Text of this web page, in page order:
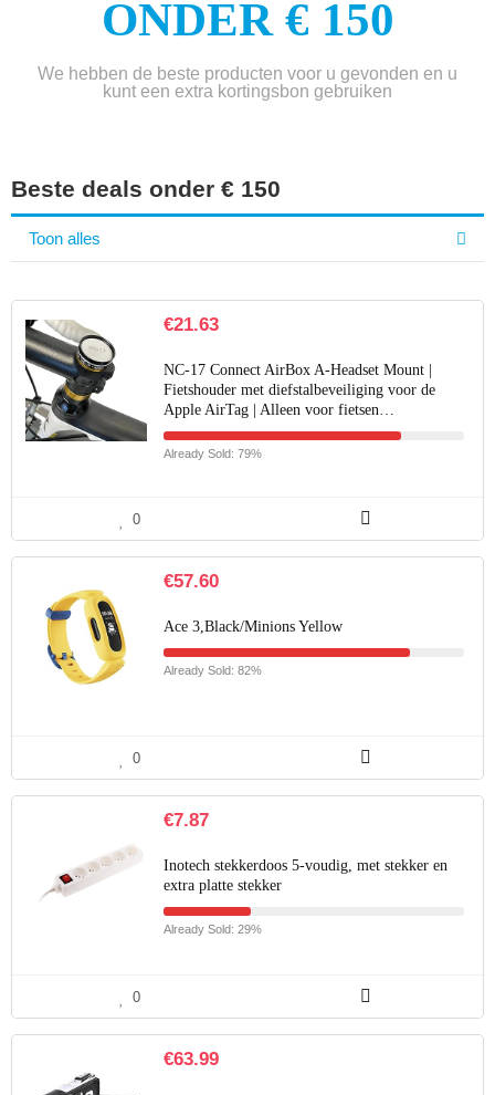
ONDER € 150
We hebben de beste producten voor u gevonden en u
kunt een extra kortingsbon gebruiken
Beste deals onder € 150
Toon alles
€21.63
NC-17 Connect AirBox A-Headset Mount |
Fietshouder met diefstalbeveiliging voor de
Apple AirTag | Alleen voor fietsen…
Already Sold: 79%
0
€57.60
Ace 3,Black/Minions Yellow
Already Sold: 82%
0
€7.87
Inotech stekkerdoos 5-voudig, met stekker en
extra platte stekker
Already Sold: 29%
0
€63.99